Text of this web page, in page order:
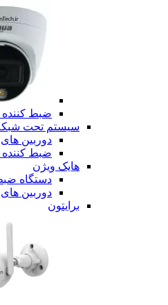
ضبط کننده
سیستم تحت
دوربین
ضبط
هایک ویژن
دستگاه
دوربین
برایتون